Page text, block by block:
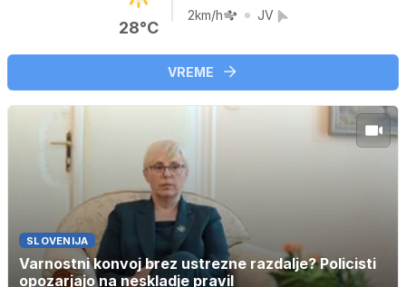
28°C
2km/h JV
VREME
SLOVENIJA
Varnostni konvoj brez ustrezne razdalje? Policisti
opozarjajo na neskladje pravil